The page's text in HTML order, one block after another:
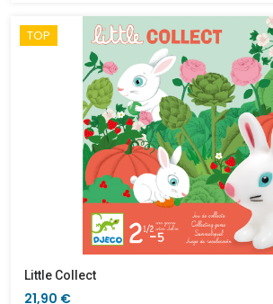
TOP
Little Collect
21,90 €